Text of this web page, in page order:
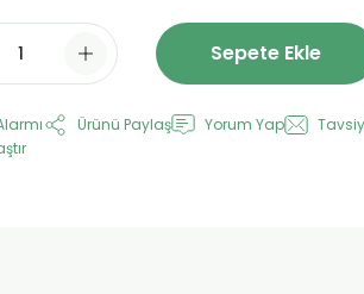
Sepete Ekle
Ürünü Paylaş Yorum Yap